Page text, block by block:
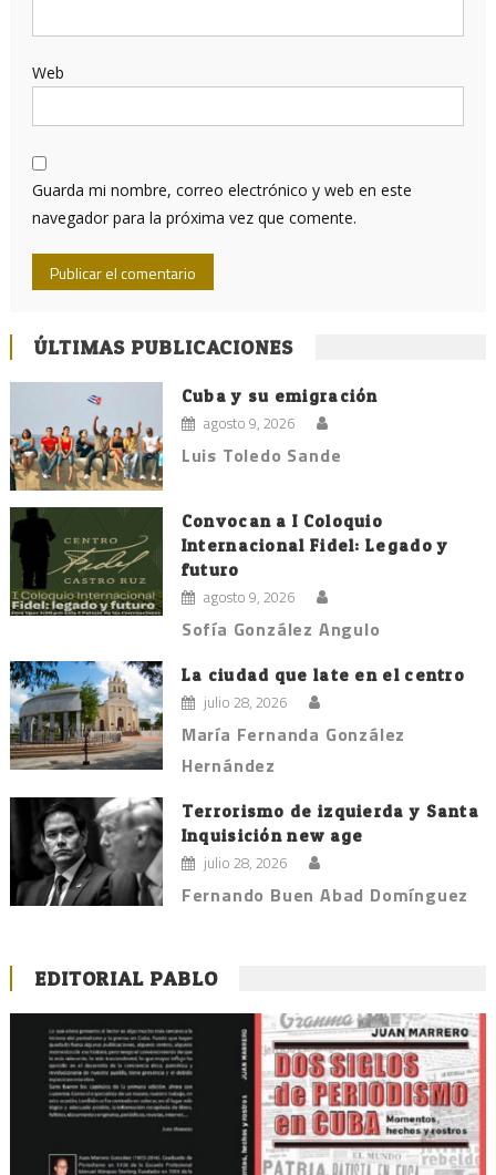
Web
Guarda mi nombre, correo electrónico y web en este
navegador para la próxima vez que comente.
ÚLTIMAS PUBLICACIONES
Cuba y su emigración
agosto 9, 2026
Luis Toledo Sande
Convocan a I Coloquio
Internacional Fidel: Legado y
futuro
agosto 9, 2026
Sofía González Angulo
La ciudad que late en el centro
julio 28, 2026
María Fernanda González
Hernández
Terrorismo de izquierda y Santa
Inquisición new age
julio 28, 2026
Fernando Buen Abad Domínguez
EDITORIAL PABLO